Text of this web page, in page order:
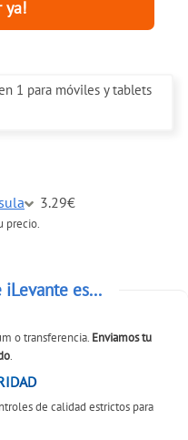
1 para móviles y tablets
3.29€
precio.
es...
o transferencia. Enviamos tu
.
de calidad estrictos para